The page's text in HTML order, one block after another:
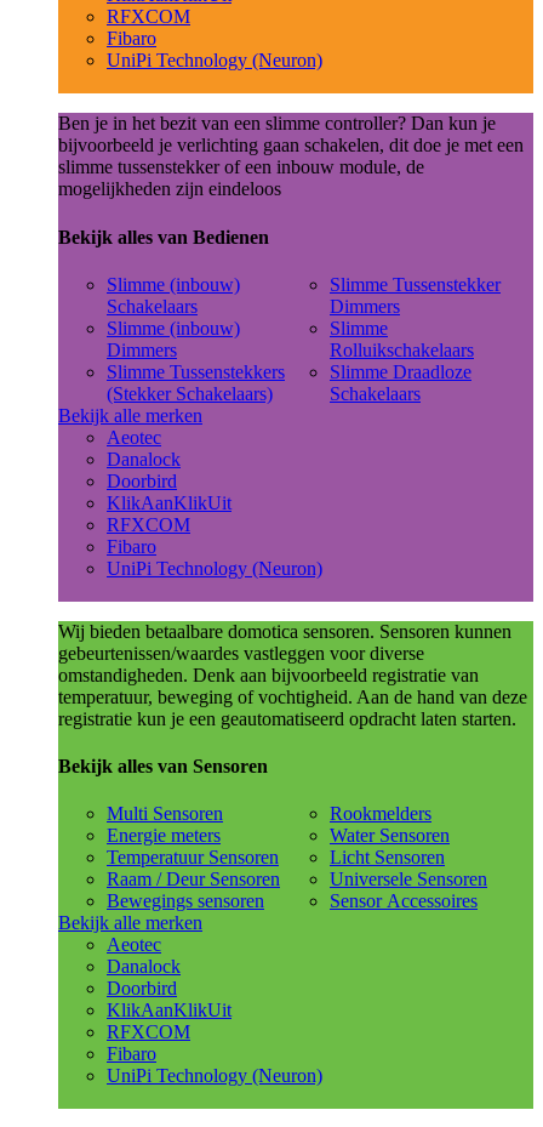
RFXCOM
Fibaro
UniPi Technology (Neuron)
Ben je in het bezit van een slimme controller? Dan kun je
bijvoorbeeld je verlichting gaan schakelen, dit doe je met een
slimme tussenstekker of een inbouw module, de
mogelijkheden zijn eindeloos
Bekijk alles van Bedienen
Slimme (inbouw)
Schakelaars
Slimme (inbouw)
Dimmers
Slimme Tussenstekkers
(Stekker Schakelaars)
Slimme Tussenstekker
Dimmers
Slimme
Rolluikschakelaars
Slimme Draadloze
Schakelaars
Bekijk alle merken
Aeotec
Danalock
Doorbird
KlikAanKlikUit
RFXCOM
Fibaro
UniPi Technology (Neuron)
Wij bieden betaalbare domotica sensoren. Sensoren kunnen
gebeurtenissen/waardes vastleggen voor diverse
omstandigheden. Denk aan bijvoorbeeld registratie van
temperatuur, beweging of vochtigheid. Aan de hand van deze
registratie kun je een geautomatiseerd opdracht laten starten.
Bekijk alles van Sensoren
Multi Sensoren
Energie meters
Temperatuur Sensoren
Raam / Deur Sensoren
Bewegings sensoren
Rookmelders
Water Sensoren
Licht Sensoren
Universele Sensoren
Sensor Accessoires
Bekijk alle merken
Aeotec
Danalock
Doorbird
KlikAanKlikUit
RFXCOM
Fibaro
UniPi Technology (Neuron)